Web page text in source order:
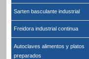
Sarten basculante industrial
Freidora industrial continua
Autoclaves alimentos y platos
preparados